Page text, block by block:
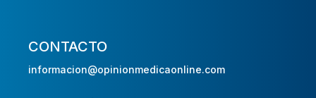
CONTACTO
informacion@opinionmedicaonline.com